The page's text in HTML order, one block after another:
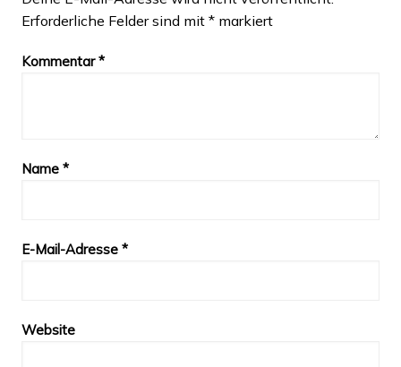
Erforderliche Felder sind mit *markiert
Kommentar*
Name *
E-Mail-Adresse *
Website